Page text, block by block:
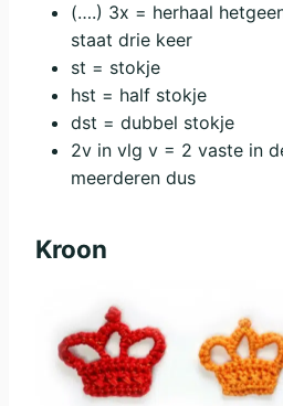
(….) 3x = herhaal
staat drie keer
st = stokje
hst = half stokje
dst = dubbel stokje
2v in vlg v = 2 vaste in
meerderen dus
Kroon